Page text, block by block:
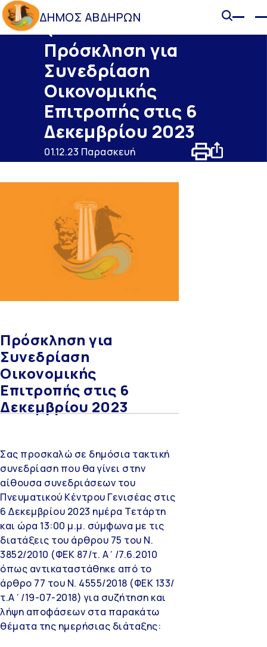
ΔΗΜΟΣ ΑΒΔΗΡΩΝ
Πρόσκληση για
Συνεδρίαση
Οικονομικής
Επιτροπής στις 6
Δεκεμβρίου 2023
01.12.23 Παρασκευή
Πρόσκληση για
Συνεδρίαση
Οικονομικής
Επιτροπής στις 6
Δεκεμβρίου 2023
Σας προσκαλώ σε δημόσια τακτική
συνεδρίαση που θα γίνει στην
αίθουσα συνεδριάσεων του
Πνευματικού Κέντρου Γενισέας στις
6 Δεκεμβρίου 2023 ημέρα Τετάρτη
και ώρα 13:00 μ.μ. σύμφωνα με τις
διατάξεις του άρθρου 75 του Ν.
3852/2010 (ΦΕΚ 87/τ. Α΄/7.6.2010
όπως αντικαταστάθηκε από το
άρθρο 77 του Ν. 4555/2018 (ΦΕΚ 133/
τ.Α΄/19-07-2018) για συζήτηση και
λήψη αποφάσεων στα παρακάτω
θέματα της ημερήσιας διάταξης: